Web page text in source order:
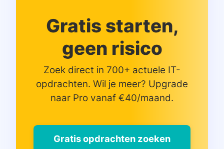
Gratis starten,
geen risico
Zoek direct in 700+ actuele IT-
opdrachten. Wil je meer? Upgrade
naar Pro vanaf €40/maand.
Gratis opdrachten zoeken